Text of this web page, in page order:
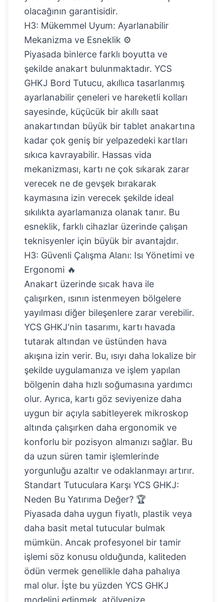
olacağının garantisidir.
H3: Mükemmel Uyum: Ayarlanabilir
Mekanizma ve Esneklik ⚙️
Piyasada binlerce farklı boyutta ve
şekilde anakart bulunmaktadır. YCS
GHKJ Bord Tutucu, akıllıca tasarlanmış
ayarlanabilir çeneleri ve hareketli kolları
sayesinde, küçücük bir akıllı saat
anakartından büyük bir tablet anakartına
kadar çok geniş bir yelpazedeki kartları
sıkıca kavrayabilir. Hassas vida
mekanizması, kartı ne çok sıkarak zarar
verecek ne de gevşek bırakarak
kaymasına izin verecek şekilde ideal
sıkılıkta ayarlamanıza olanak tanır. Bu
esneklik, farklı cihazlar üzerinde çalışan
teknisyenler için büyük bir avantajdır.
H3: Güvenli Çalışma Alanı: Isı Yönetimi ve
Ergonomi 🔥
Anakart üzerinde sıcak hava ile
çalışırken, ısının istenmeyen bölgelere
yayılması diğer bileşenlere zarar verebilir.
YCS GHKJ'nin tasarımı, kartı havada
tutarak altından ve üstünden hava
akışına izin verir. Bu, ısıyı daha lokalize bir
şekilde uygulamanıza ve işlem yapılan
bölgenin daha hızlı soğumasına yardımcı
olur. Ayrıca, kartı göz seviyenize daha
uygun bir açıyla sabitleyerek mikroskop
altında çalışırken daha ergonomik ve
konforlu bir pozisyon almanızı sağlar. Bu
da uzun süren tamir işlemlerinde
yorgunluğu azaltır ve odaklanmayı artırır.
Standart Tutuculara Karşı YCS GHKJ:
Neden Bu Yatırıma Değer? 🏆
Piyasada daha uygun fiyatlı, plastik veya
daha basit metal tutucular bulmak
mümkün. Ancak profesyonel bir tamir
işlemi söz konusu olduğunda, kaliteden
ödün vermek genellikle daha pahalıya
mal olur. İşte bu yüzden YCS GHKJ
modelini edinmek, atölyenize